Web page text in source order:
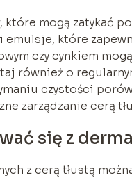
mogą zatykać
emulsje, które
czy cynkiem
również o
czystości
zarządzanie cerą
się z
z cerą tłustą